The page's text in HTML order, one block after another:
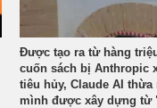
Được tạo ra từ hàng
cuốn sách bị Anthropic
tiêu hủy, Claude AI thừa
mình được xây dựng từ